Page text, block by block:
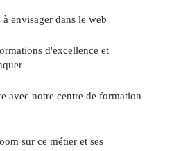
envisager dans le web
d'excellence et
avec notre centre de formation
sur ce métier et ses